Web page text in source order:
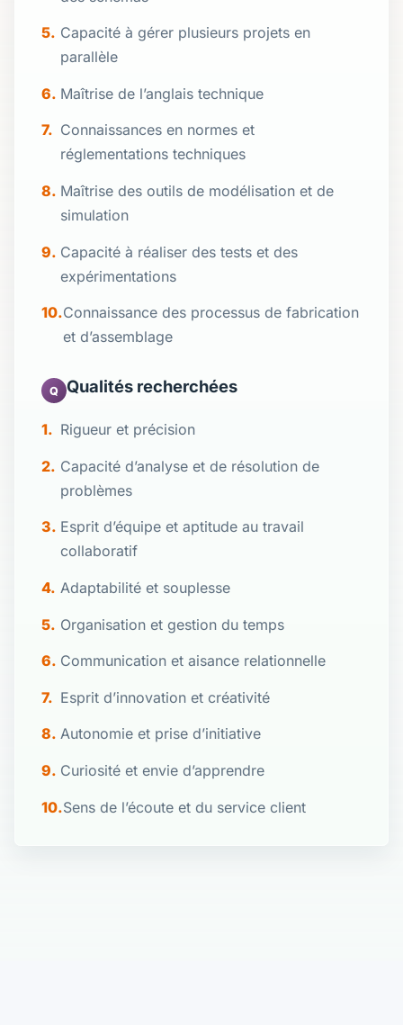
Capacité à gérer plusieurs projets en
parallèle
Maîtrise de l’anglais technique
Connaissances en normes et
réglementations techniques
Maîtrise des outils de modélisation et de
simulation
Capacité à réaliser des tests et des
expérimentations
Connaissance des processus de fabrication
et d’assemblage
Q Qualités recherchées
Rigueur et précision
Capacité d’analyse et de résolution de
problèmes
Esprit d’équipe et aptitude au travail
collaboratif
Adaptabilité et souplesse
Organisation et gestion du temps
Communication et aisance relationnelle
Esprit d’innovation et créativité
Autonomie et prise d’initiative
Curiosité et envie d’apprendre
Sens de l’écoute et du service client